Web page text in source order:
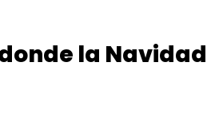
la Navidad